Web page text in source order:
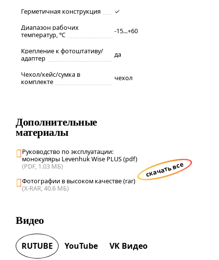
Герметичная конструкция
✓
Диапазон рабочих
температур, °С
-15...+60
Крепление к фотоштативу/
адаптер
да
Чехол/кейс/сумка в
комплекте
чехол
Дополнительные
материалы
Руководство по эксплуатации:
монокуляры Levenhuk Wise PLUS (pdf)
(PDF, 1.03 МБ)
Фотографии в высоком качестве (rar)
(X-RAR, 40.6 МБ)
скачать все
Видео
RUTUBE YouTube VK Видео